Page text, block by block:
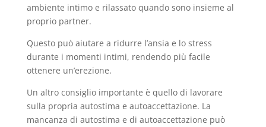
ambiente intimo e rilassato quando sono insieme al
proprio partner.
Questo può aiutare a ridurre l’ansia e lo stress
durante i momenti intimi, rendendo più facile
ottenere un’erezione.
Un altro consiglio importante è quello di lavorare
sulla propria autostima e autoaccettazione. La
mancanza di autostima e di autoaccettazione può